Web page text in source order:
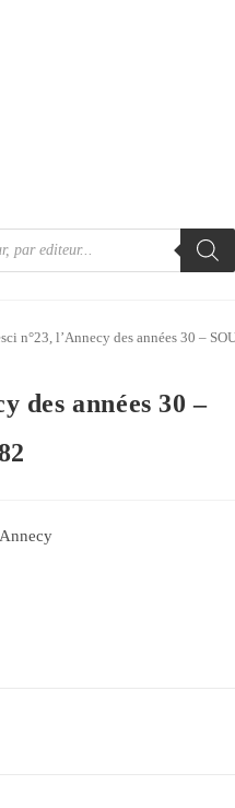
n°23, l’Annecy des années 30 –
des années 30 –